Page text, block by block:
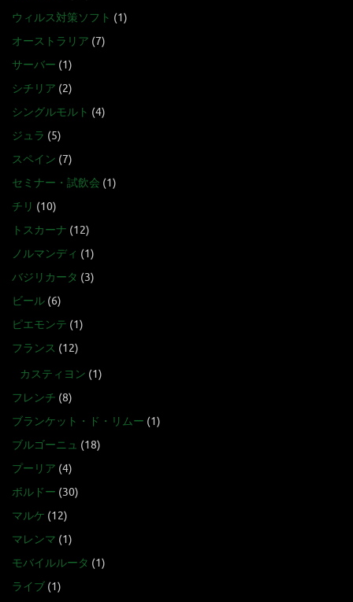
ウィルス対策ソフト (1)
オーストラリア (7)
サーバー (1)
シチリア (2)
シングルモルト (4)
ジュラ (5)
スペイン (7)
セミナー・試飲会 (1)
チリ (10)
トスカーナ (12)
ノルマンディ (1)
バジリカータ (3)
ビール (6)
ピエモンテ (1)
フランス (12)
カスティヨン (1)
フレンチ (8)
ブランケット・ド・リムー (1)
ブルゴーニュ (18)
プーリア (4)
ボルドー (30)
マルケ (12)
マレンマ (1)
モバイルルータ (1)
ライブ (1)